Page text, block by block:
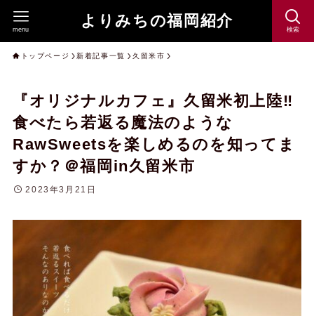
よりみちの福岡紹介 検索
menu
トップページ 新着記事一覧 久留米市
『オリジナルカフェ』久留米初上陸‼︎
食べたら若返る魔法のような
RawSweetsを楽しめるのを知ってま
すか？＠福岡in久留米市
2023年3月21日